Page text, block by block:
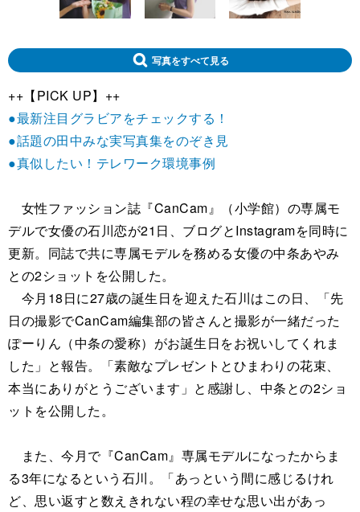
写真をすべて見る
++【PICK UP】++
●最新注目グラビアをチェックする！
●話題の田中みな実写真集をのぞき見
●真似したい！テレワーク環境事例
女性ファッション誌『CanCam』（小学館）の専属モ
デルで女優の石川恋が21日、ブログとInstagramを同時に
更新。同誌で共に専属モデルを務める女優の中条あやみ
との2ショットを公開した。
今月18日に27歳の誕生日を迎えた石川はこの日、「先
日の撮影でCanCam編集部の皆さんと撮影が一緒だった
ぽーりん（中条の愛称）がお誕生日をお祝いしてくれま
した」と報告。「素敵なプレゼントとひまわりの花束、
本当にありがとうございます」と感謝し、中条との2ショ
ットを公開した。
また、今月で『CanCam』専属モデルになったからま
る3年になるという石川。「あっという間に感じるけれ
ど、思い返すと数えきれない程の幸せな思い出があっ